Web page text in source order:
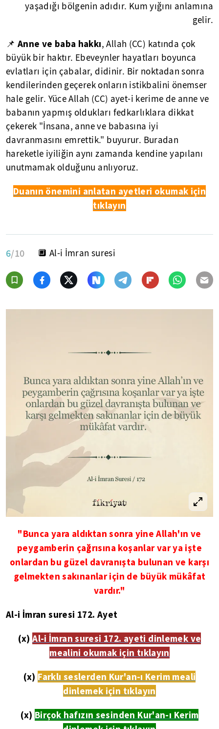
yaşadığı bölgenin adıdır. Kum yığını anlamına
gelir.
📌 Anne ve baba hakkı, Allah (CC) katında çok
büyük bir haktır. Ebeveynler hayatları boyunca
evlatları için çabalar, didinir. Bir noktadan sonra
kendilerinden geçerek onların istikbalini önemser
hale gelir. Yüce Allah (CC) ayet-i kerime de anne ve
babanın yapmış oldukları fedkarlıklara dikkat
çekerek "İnsana, anne ve babasına iyi
davranmasını emrettik." buyurur. Buradan
hareketle iyiliğin aynı zamanda kendine yapılanı
unutmamak olduğunu anlıyoruz.
Duanın önemini anlatan ayetleri okumak için
tıklayın
6/10 🔲 Al-i İmran suresi
"Bunca yara aldıktan sonra yine Allah'ın ve
peygamberin çağrısına koşanlar var ya işte
onlardan bu güzel davranışta bulunan ve karşı
gelmekten sakınanlar için de büyük mükâfat
vardır."
Al-i İmran suresi 172. Ayet
(x)Al-i İmran suresi 172. ayeti dinlemek ve
mealini okumak için tıklayın
(x) Farklı seslerden Kur'an-ı Kerim meali
dinlemek için tıklayın
(x) Birçok hafızın sesinden Kur'an-ı Kerim